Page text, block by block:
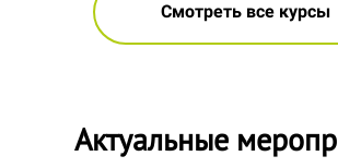
Смотреть все курсы
Актуальные